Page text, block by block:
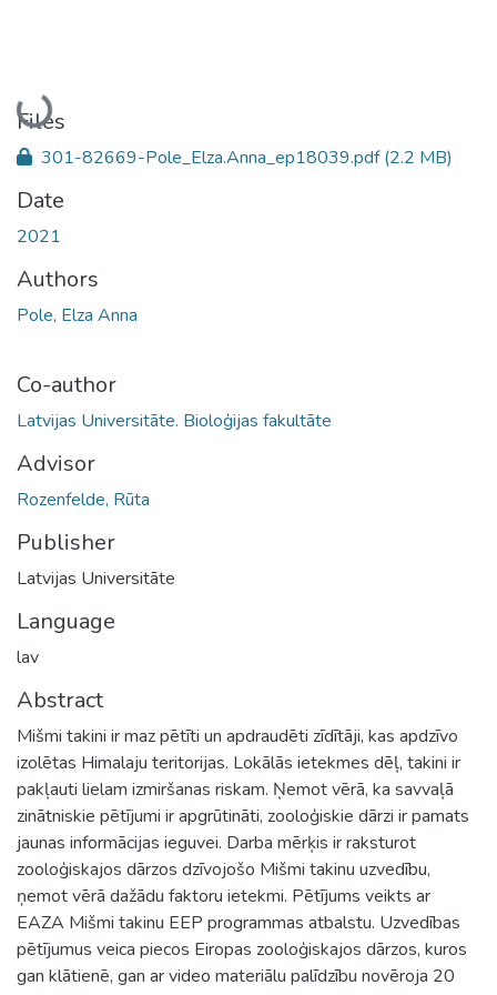
Loading...
Files
301-82669-Pole_Elza.Anna_ep18039.pdf(2.2 MB)
Date
2021
Authors
Pole, Elza Anna
Co-author
Latvijas Universitāte. Bioloģijas fakultāte
Advisor
Rozenfelde, Rūta
Publisher
Latvijas Universitāte
Language
lav
Abstract
Mišmi takini ir maz pētīti un apdraudēti zīdītāji, kas apdzīvo
izolētas Himalaju teritorijas. Lokālās ietekmes dēļ, takini ir
pakļauti lielam izmiršanas riskam. Ņemot vērā, ka savvaļā
zinātniskie pētījumi ir apgrūtināti, zooloģiskie dārzi ir pamats
jaunas informācijas ieguvei. Darba mērķis ir raksturot
zooloģiskajos dārzos dzīvojošo Mišmi takinu uzvedību,
ņemot vērā dažādu faktoru ietekmi. Pētījums veikts ar
EAZA Mišmi takinu EEP programmas atbalstu. Uzvedības
pētījumus veica piecos Eiropas zooloģiskajos dārzos, kuros
gan klātienē, gan ar video materiālu palīdzību novēroja 20